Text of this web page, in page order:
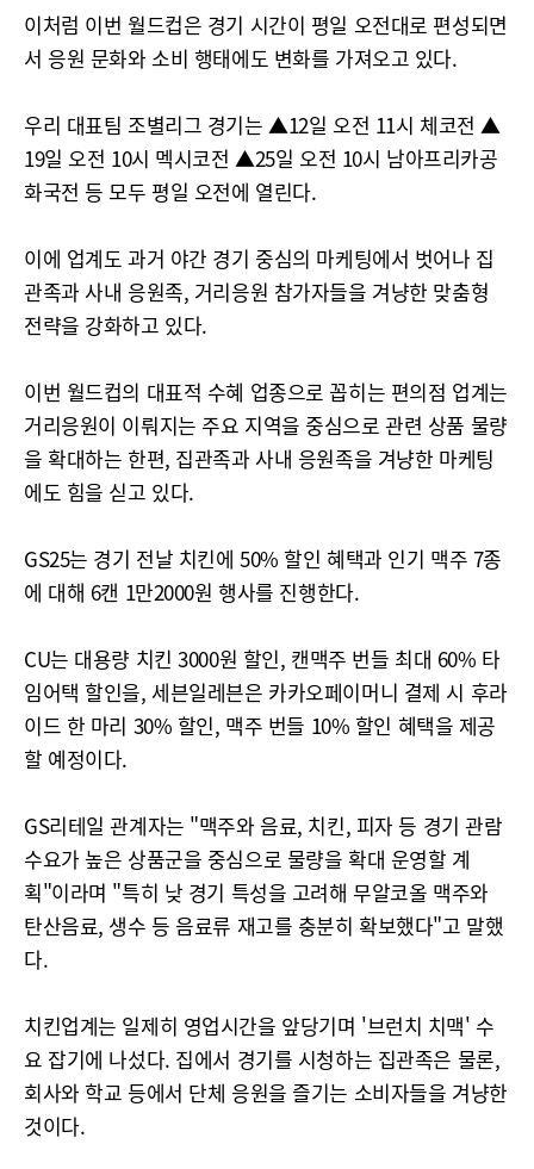
이처럼 이번 월드컵은 경기 시간이 평일 오전대로 편성되면
서 응원 문화와 소비 행태에도 변화를 가져오고 있다.
우리 대표팀 조별리그 경기는 ▲12일 오전 11시 체코전 ▲
19일 오전 10시 멕시코전 ▲25일 오전 10시 남아프리카공
화국전 등 모두 평일 오전에 열린다.
이에 업계도 과거 야간 경기 중심의 마케팅에서 벗어나 집
관족과 사내 응원족, 거리응원 참가자들을 겨냥한 맞춤형
전략을 강화하고 있다.
이번 월드컵의 대표적 수혜 업종으로 꼽히는 편의점 업계는
거리응원이 이뤄지는 주요 지역을 중심으로 관련 상품 물량
을 확대하는 한편, 집관족과 사내 응원족을 겨냥한 마케팅
에도 힘을 싣고 있다.
GS25는 경기 전날 치킨에 50% 할인 혜택과 인기 맥주 7종
에 대해 6캔 1만2000원 행사를 진행한다.
CU는 대용량 치킨 3000원 할인, 캔맥주 번들 최대 60% 타
임어택 할인을, 세븐일레븐은 카카오페이머니 결제 시 후라
이드 한 마리 30% 할인, 맥주 번들 10% 할인 혜택을 제공
할 예정이다.
GS리테일 관계자는 "맥주와 음료, 치킨, 피자 등 경기 관람
수요가 높은 상품군을 중심으로 물량을 확대 운영할 계
획"이라며 "특히 낮 경기 특성을 고려해 무알코올 맥주와
탄산음료, 생수 등 음료류 재고를 충분히 확보했다"고 말했
다.
치킨업계는 일제히 영업시간을 앞당기며 '브런치 치맥' 수
요 잡기에 나섰다. 집에서 경기를 시청하는 집관족은 물론,
회사와 학교 등에서 단체 응원을 즐기는 소비자들을 겨냥한
것이다.